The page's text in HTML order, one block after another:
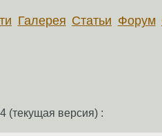
Галерея Статьи Форум
(текущая версия) :